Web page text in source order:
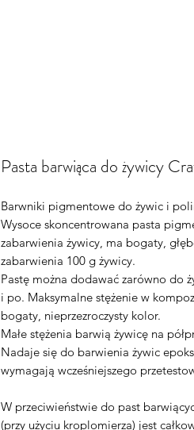
Pasta barwiąca do żywicy
Barwniki pigmentowe do żywic i
Wysoce skoncentrowana pasta
zabarwienia żywicy, ma bogaty,
zabarwienia 100 g żywicy.
Pastę można dodawać zarówno do
i po. Maksymalne stężenie w
bogaty, nieprzezroczysty kolor.
Małe stężenia barwią żywicę na
Nadaje się do barwienia żywic
wymagają wcześniejszego
W przeciwieństwie do past
(przy użyciu kroplomierza) jest